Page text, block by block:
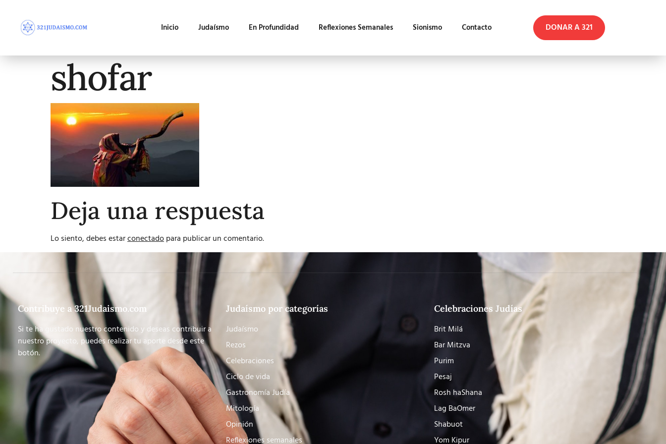
Inicio Judaísmo En Profundidad Reflexiones Semanales Sionismo Contacto DONAR A 321
shofar
Deja una respuesta
Lo siento, debes estarconectadopara publicar un comentario.
Contribuye a 321Judaismo.com
Si te ha gustado nuestro contenido y deseas contribuir a
nuestro proyecto, puedes realizar tu aporte desde este
botón.
Judaísmo por categorías
Judaísmo
Rezos
Celebraciones
Ciclo de vida
Gastronomía Judía
Mitología
Opinión
Reflexiones semanales
Celebraciones Judías
Brit Milá
Bar Mitzva
Purim
Pesaj
Rosh haShana
Lag BaOmer
Shabuot
Yom Kipur